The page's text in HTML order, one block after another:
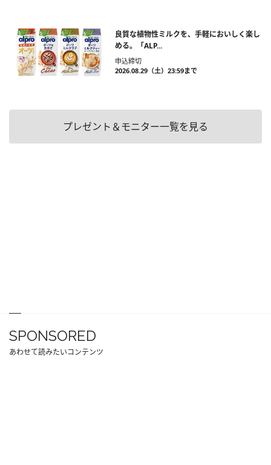
良質な植物性ミルクを、手軽においしく楽し
める。「ALP...
申込締切
2026.08.29（土）23:59まで
プレゼント＆モニター一覧を見る
SPONSORED
あわせて読みたいコンテンツ